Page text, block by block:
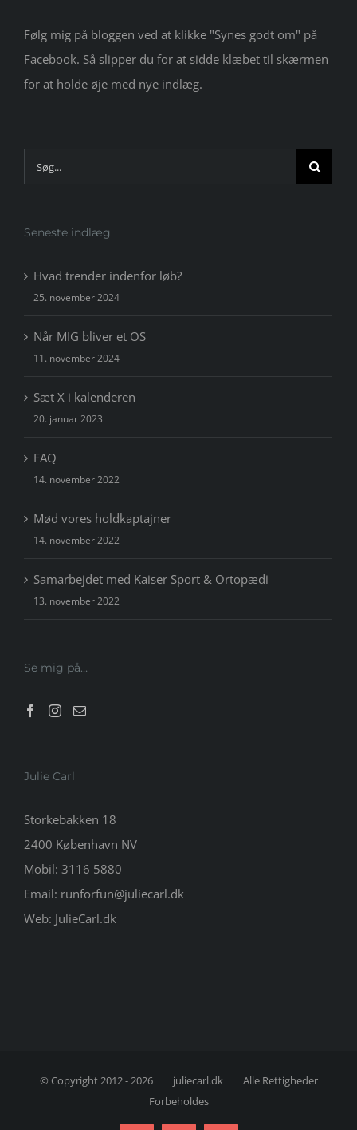
Følg mig på bloggen ved at klikke "Synes godt om" på
Facebook. Så slipper du for at sidde klæbet til skærmen
for at holde øje med nye indlæg.
Søg
efter:
Seneste indlæg
Hvad trender indenfor løb?
25. november 2024
Når MIG bliver et OS
11. november 2024
Sæt X i kalenderen
20. januar 2023
FAQ
14. november 2022
Mød vores holdkaptajner
14. november 2022
Samarbejdet med Kaiser Sport & Ortopædi
13. november 2022
Se mig på…
Julie Carl
Storkebakken 18
2400 København NV
Mobil: 3116 5880
Email: runforfun@juliecarl.dk
Web: JulieCarl.dk
© Copyright 2012 -2026 | juliecarl.dk| Alle Rettigheder
Forbeholdes